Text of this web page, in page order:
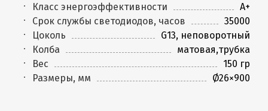
Класс энергоэффективности
A+
Срок службы светодиодов, часов
35000
Цоколь
G13, неповоротный
Колба
матовая,трубка
Вес
150 гр
Размеры, мм
Ø26×900